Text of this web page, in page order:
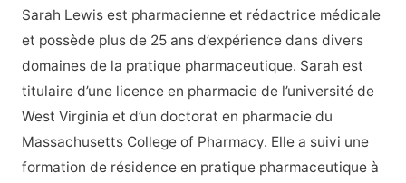
Sarah Lewis est pharmacienne et rédactrice médicale
et possède plus de 25 ans d’expérience dans divers
domaines de la pratique pharmaceutique. Sarah est
titulaire d’une licence en pharmacie de l’université de
West Virginia et d’un doctorat en pharmacie du
Massachusetts College of Pharmacy. Elle a suivi une
formation de résidence en pratique pharmaceutique à